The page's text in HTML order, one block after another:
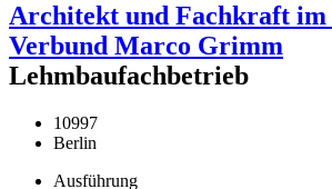
Architekt und Fachkraft
Verbund Marco Grimm
Lehmbaufachbetrieb
10997
Berlin
Ausführung